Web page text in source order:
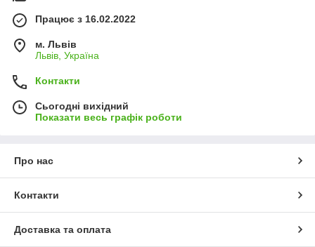
Працює з 16.02.2022
м. Львів
Львів, Україна
Контакти
Сьогодні вихідний
Показати весь графік роботи
Про нас
Контакти
Доставка та оплата